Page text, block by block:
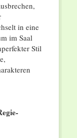
in eine
im Saal
Stil